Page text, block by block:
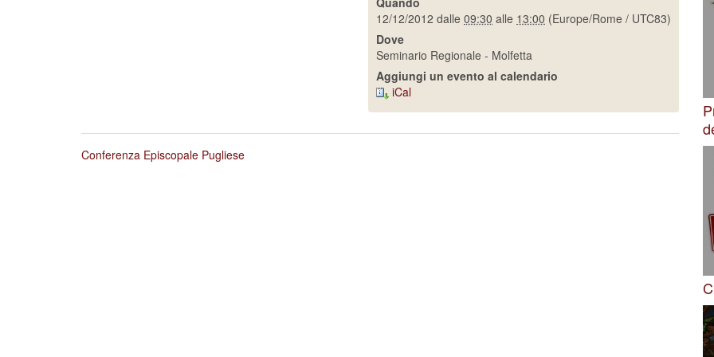
12/12/2012 dalle 09:30 alle 13:00 (Europe/Rome / UTC83)
Dove
Seminario Regionale - Molfetta
Aggiungi un evento al calendario
iCal
Conferenza Episcopale Pugliese